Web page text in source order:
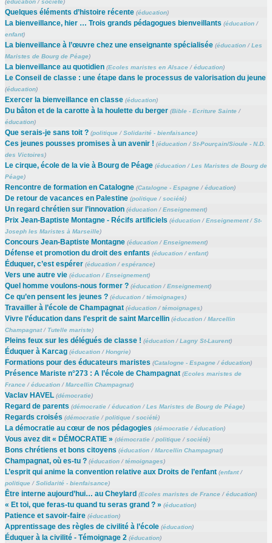
(éducation/ société)
Quelques éléments d’histoire récente (éducation)
La bienveillance, hier … Trois grands pédagogues bienveillants (éducation/
enfant)
La bienveillance à l’œuvre chez une enseignante spécialisée (éducation/Les
Maristes de Bourg de Péage)
La bienveillance au quotidien (Ecoles maristes en Alsace/éducation)
Le Conseil de classe : une étape dans le processus de valorisation du jeune
(éducation)
Exercer la bienveillance en classe (éducation)
Du bâton et de la carotte à la houlette du berger (Bible - Ecriture Sainte/
éducation)
Que serais-je sans toit ? (politique/Solidarité - bienfaisance)
Ces jeunes pousses promises à un avenir ! (éducation/St-Pourçain/Sioule - N.D.
des Victoires)
Le cirque, école de la vie à Bourg de Péage (éducation/Les Maristes de Bourg de
Péage)
Rencontre de formation en Catalogne (Catalogne - Espagne/éducation)
De retour de vacances en Palestine (politique/société)
Un regard chrétien sur l’innovation (éducation/Enseignement)
Prix Jean-Baptiste Montagne - Récifs artificiels (éducation/Enseignement/St-
Joseph les Maristes à Marseille)
Concours Jean-Baptiste Montagne (éducation/Enseignement)
Défense et promotion du droit des enfants (éducation/enfant)
Éduquer, c’est espérer (éducation/espérance)
Vers une autre vie (éducation/Enseignement)
Quel homme voulons-nous former ? (éducation/Enseignement)
Ce qu’en pensent les jeunes ? (éducation/témoignages)
Travailler à l’école de Champagnat (éducation/témoignages)
Vivre l’éducation dans l’esprit de saint Marcellin (éducation/Marcellin
Champagnat/ Tutelle mariste)
Pleins feux sur les délégués de classe ! (éducation/Lagny St-Laurent)
Éduquer à Karcag (éducation/Hongrie)
Formations pour des éducateurs maristes (Catalogne - Espagne/éducation)
Présence Mariste n°273 : A l’école de Champagnat (Ecoles maristes de
France/éducation/Marcellin Champagnat)
Vaclav HAVEL (démocratie)
Regard de parents (démocratie/éducation/Les Maristes de Bourg de Péage)
Regards croisés (démocratie/politique/société)
La démocratie au cœur de nos pédagogies (démocratie/éducation)
Vous avez dit « DÉMOCRATIE » (démocratie/politique/société)
Bons chrétiens et bons citoyens (éducation/Marcellin Champagnat)
Champagnat, où es-tu ? (éducation/témoignages)
L’esprit qui anime la convention relative aux Droits de l’enfant (enfant/
politique/Solidarité - bienfaisance)
Être interne aujourd’hui… au Cheylard (Ecoles maristes de France/éducation)
« Et toi, que feras-tu quand tu seras grand ? » (éducation)
Patience et savoir-faire (éducation)
Apprentissage des règles de civilité à l’école (éducation)
Éduquer à la civilité - Témoignage 2 (éducation)